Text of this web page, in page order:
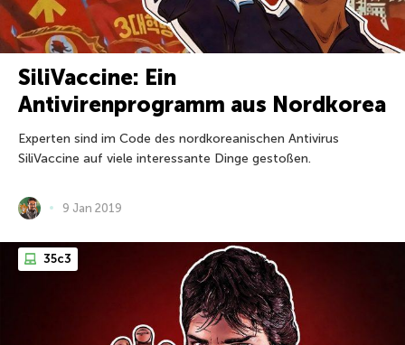
SiliVaccine: Ein
Antivirenprogramm aus Nordkorea
Experten sind im Code des nordkoreanischen Antivirus
SiliVaccine auf viele interessante Dinge gestoßen.
9 Jan 2019
35с3